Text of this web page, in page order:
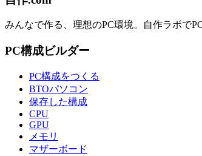
みんなで作る、理想のPC環境。 自作ラボで
PC構成ビルダー
PC構成をつくる
BTOパソコン
保存した構成
CPU
GPU
メモリ
マザーボード